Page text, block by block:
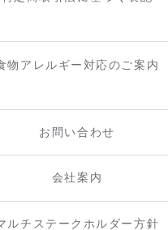
物アレルギー対応のご案内
お問い合わせ
会社案内
ルチステークホルダー方針